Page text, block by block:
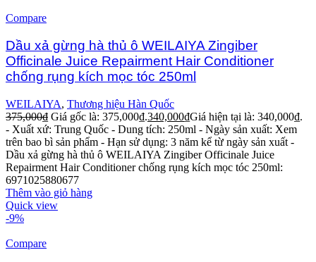
Compare
Dầu xả gừng hà thủ ô WEILAIYA Zingiber
Officinale Juice Repairment Hair Conditioner
chống rụng kích mọc tóc 250ml
WEILAIYA, Thương hiệu Hàn Quốc
375,000₫ Giá gốc là: 375,000₫.340,000₫Giá hiện tại là: 340,000₫.
- Xuất xứ: Trung Quốc - Dung tích: 250ml - Ngày sản xuất: Xem
trên bao bì sản phẩm - Hạn sử dụng: 3 năm kể từ ngày sản xuất -
Dầu xả gừng hà thủ ô WEILAIYA Zingiber Officinale Juice
Repairment Hair Conditioner chống rụng kích mọc tóc 250ml:
6971025880677
Thêm vào giỏ hàng
Quick view
-9%
Compare